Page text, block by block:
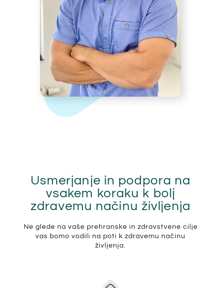
Usmerjanje in podpora na
vsakem koraku k bolj
zdravemu načinu življenja
Ne glede na vaše prehranske in zdravstvene cilje
vas bomo vodili na poti k zdravemu načinu
življenja.